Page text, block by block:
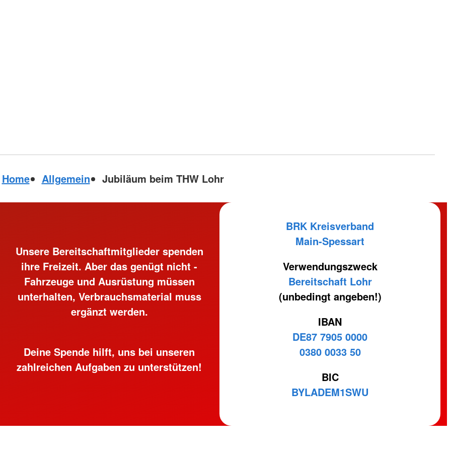
Home Allgemein Jubiläum beim THW Lohr
Unsere Bereitschaftmitglieder spenden
ihre Freizeit. Aber das genügt nicht -
Fahrzeuge und Ausrüstung müssen
unterhalten, Verbrauchsmaterial muss
ergänzt werden.
Deine Spende hilft, uns bei unseren
zahlreichen Aufgaben zu unterstützen!
BRK Kreisverband
Main-Spessart
Verwendungszweck
Bereitschaft Lohr
(unbedingt angeben!)
IBAN
DE87 7905 0000
0380 0033 50
BIC
BYLADEM1SWU